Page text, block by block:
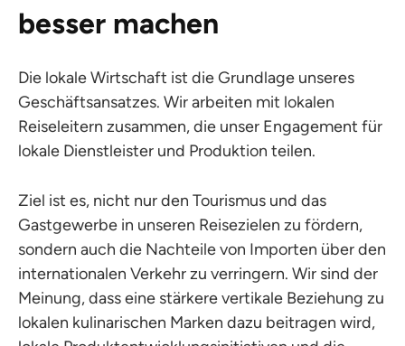
besser machen
Die lokale Wirtschaft ist die Grundlage unseres
Geschäftsansatzes. Wir arbeiten mit lokalen
Reiseleitern zusammen, die unser Engagement für
lokale Dienstleister und Produktion teilen.
Ziel ist es, nicht nur den Tourismus und das
Gastgewerbe in unseren Reisezielen zu fördern,
sondern auch die Nachteile von Importen über den
internationalen Verkehr zu verringern. Wir sind der
Meinung, dass eine stärkere vertikale Beziehung zu
lokalen kulinarischen Marken dazu beitragen wird,